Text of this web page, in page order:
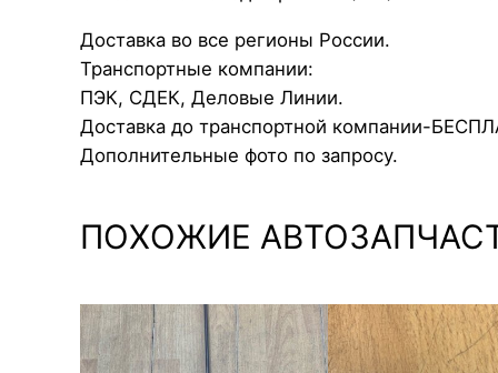
Доставка во все регионы России.
Транспортные компании:
ПЭК, СДЕК, Деловые Линии.
Доставка до транспортной компании-
Дополнительные фото по запросу.
ПОХОЖИЕ